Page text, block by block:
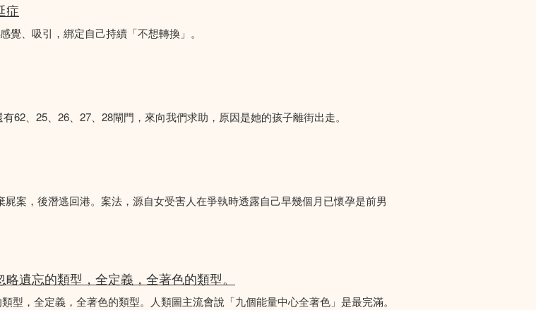
症
、吸引，綁定自己持續「不想轉換」。
62、25、26、27、28閘門，來向我們求助，原因是她的孩子離街出走。
案，後潛逃回港。案法，源自女受害人在爭執時透露自己早幾個月已懷孕是前男
遺忘的類型，全定義，全著色的類型。
型，全定義，全著色的類型。人類圖主流會說「九個能量中心全著色」是最完滿。